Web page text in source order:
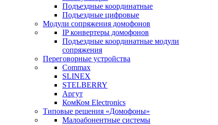
Подъездные координатные
Подъездные цифровые
Модули сопряжения домофонов
IP конвертеры домофонов
Подъездные координатные модули
сопряжения
Переговорные устройства
Commax
SLINEX
STELBERRY
Аргут
КомКом Electronics
Типовые решения «Домофоны»
Малоабонентные системы